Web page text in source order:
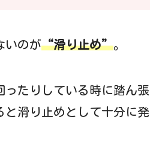
いのが“滑り止め”。
たりしている時に踏ん張
と滑り止めとして十分に発